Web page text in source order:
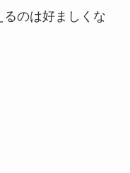
のは好ましくな